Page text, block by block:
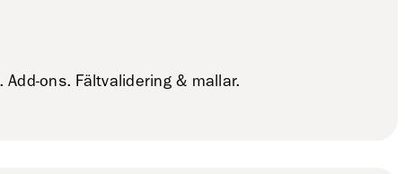
ons. Fältvalidering & mallar.